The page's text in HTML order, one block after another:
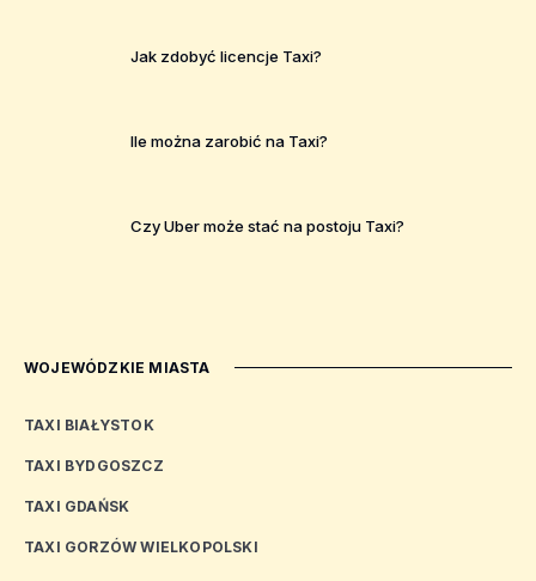
Jak zdobyć licencje Taxi?
Ile można zarobić na Taxi?
Czy Uber może stać na postoju Taxi?
WOJEWÓDZKIE MIASTA
TAXI BIAŁYSTOK
TAXI BYDGOSZCZ
TAXI GDAŃSK
TAXI GORZÓW WIELKOPOLSKI